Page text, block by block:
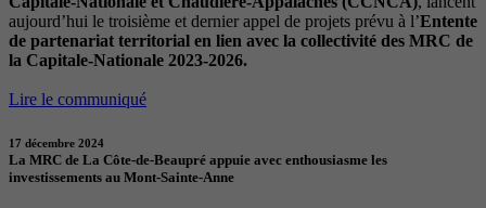
aujourd’hui le troisième et dernier appel de projets prévu à l’Entente
de partenariat territorial en lien avec la collectivité des MRC de
la Capitale-Nationale 2023-2026.
Lire le communiqué
17 décembre 2024
La MRC de La Côte-de-Beaupré appuie avec enthousiasme les
investissements au Mont-Sainte-Anne